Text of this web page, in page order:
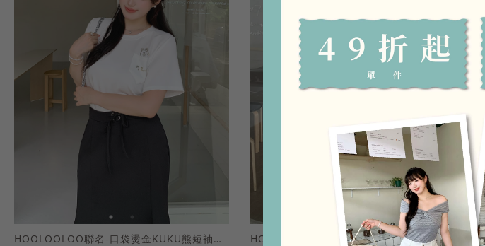
HOOLOOLOO聯名-口袋燙金KUKU熊短袖上衣 HOOLOOLOO聯名-KUKU熊蝴蝶結短袖上衣